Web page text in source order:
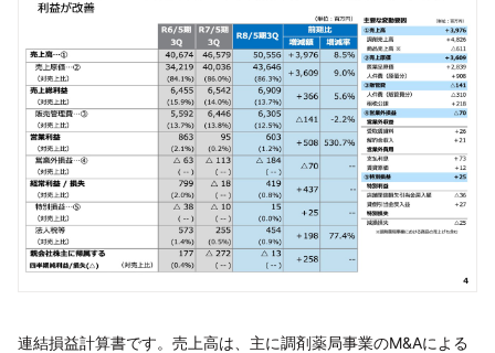
連結損益計算書です。売上高は、主に調剤薬局事業のM&Aによる